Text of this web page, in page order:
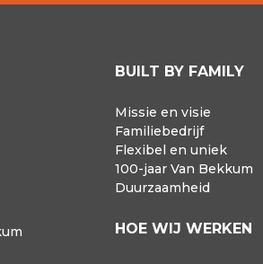
BUILT BY FAMILY
Missie en visie
Familiebedrijf
Flexibel en uniek
100-jaar Van Bekkum
Duurzaamheid
HOE WIJ WERKEN